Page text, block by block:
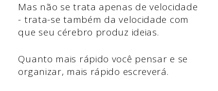
Mas não se trata apenas de velocidade
- trata-se também da velocidade com
que seu cérebro produz ideias.
Quanto mais rápido você pensar e se
organizar, mais rápido escreverá.